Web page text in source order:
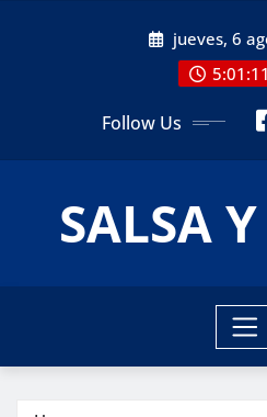
jueves, 6
Follow Us
SALSA